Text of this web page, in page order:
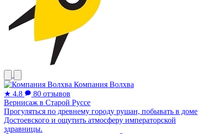
Компания Волхва
★ 4.8
80 отзывов
Вернисаж в Старой Руссе
Прогуляться по древнему городу рушан, побывать в доме
Достоевского и ощутить атмосферу императорской
здравницы.